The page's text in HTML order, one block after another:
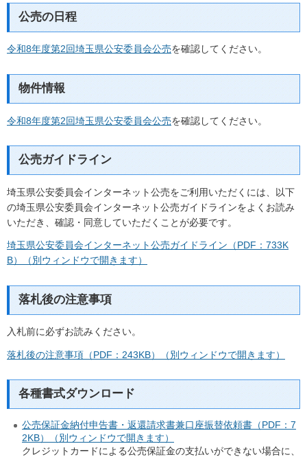
公売の日程
令和8年度第2回埼玉県公安委員会公売を確認してください。
物件情報
令和8年度第2回埼玉県公安委員会公売を確認してください。
公売ガイドライン
埼玉県公安委員会インターネット公売をご利用いただくには、以下
の埼玉県公安委員会インターネット公売ガイドラインをよくお読み
いただき、確認・同意していただくことが必要です。
埼玉県公安委員会インターネット公売ガイドライン（PDF：733K
B）（別ウィンドウで開きます）
落札後の注意事項
入札前に必ずお読みください。
落札後の注意事項（PDF：243KB）（別ウィンドウで開きます）
各種書式ダウンロード
公売保証金納付申告書・返還請求書兼口座振替依頼書（PDF：7
2KB）（別ウィンドウで開きます）
クレジットカードによる公売保証金の支払いができない場合に、